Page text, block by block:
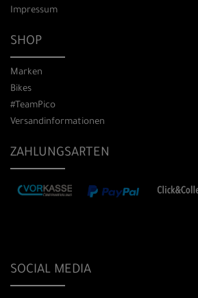
Impressum
SHOP
Marken
Bikes
#TeamPico
Versandinformationen
ZAHLUNGSARTEN
SOCIAL MEDIA